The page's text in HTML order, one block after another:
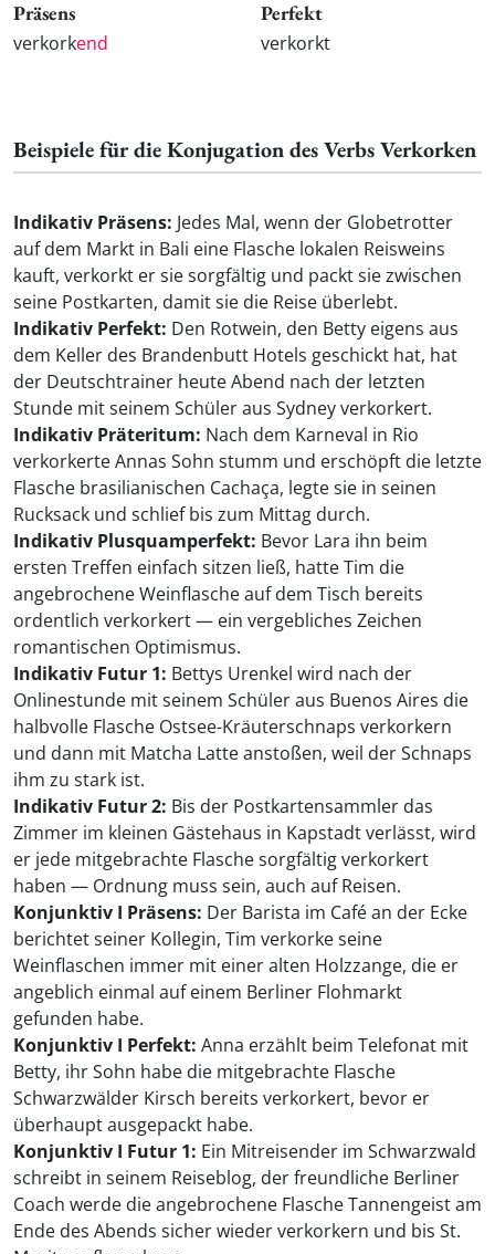
Präsens
verkorkend
Perfekt
verkorkt
Beispiele für die Konjugation des Verbs Verkorken
Indikativ Präsens: Jedes Mal, wenn der Globetrotter
auf dem Markt in Bali eine Flasche lokalen Reisweins
kauft, verkorkt er sie sorgfältig und packt sie zwischen
seine Postkarten, damit sie die Reise überlebt.
Indikativ Perfekt: Den Rotwein, den Betty eigens aus
dem Keller des Brandenbutt Hotels geschickt hat, hat
der Deutschtrainer heute Abend nach der letzten
Stunde mit seinem Schüler aus Sydney verkorkert.
Indikativ Präteritum: Nach dem Karneval in Rio
verkorkerte Annas Sohn stumm und erschöpft die letzte
Flasche brasilianischen Cachaça, legte sie in seinen
Rucksack und schlief bis zum Mittag durch.
Indikativ Plusquamperfekt: Bevor Lara ihn beim
ersten Treffen einfach sitzen ließ, hatte Tim die
angebrochene Weinflasche auf dem Tisch bereits
ordentlich verkorkert — ein vergebliches Zeichen
romantischen Optimismus.
Indikativ Futur 1: Bettys Urenkel wird nach der
Onlinestunde mit seinem Schüler aus Buenos Aires die
halbvolle Flasche Ostsee-Kräuterschnaps verkorkern
und dann mit Matcha Latte anstoßen, weil der Schnaps
ihm zu stark ist.
Indikativ Futur 2: Bis der Postkartensammler das
Zimmer im kleinen Gästehaus in Kapstadt verlässt, wird
er jede mitgebrachte Flasche sorgfältig verkorkert
haben — Ordnung muss sein, auch auf Reisen.
Konjunktiv I Präsens: Der Barista im Café an der Ecke
berichtet seiner Kollegin, Tim verkorke seine
Weinflaschen immer mit einer alten Holzzange, die er
angeblich einmal auf einem Berliner Flohmarkt
gefunden habe.
Konjunktiv I Perfekt: Anna erzählt beim Telefonat mit
Betty, ihr Sohn habe die mitgebrachte Flasche
Schwarzwälder Kirsch bereits verkorkert, bevor er
überhaupt ausgepackt habe.
Konjunktiv I Futur 1: Ein Mitreisender im Schwarzwald
schreibt in seinem Reiseblog, der freundliche Berliner
Coach werde die angebrochene Flasche Tannengeist am
Ende des Abends sicher wieder verkorkern und bis St.